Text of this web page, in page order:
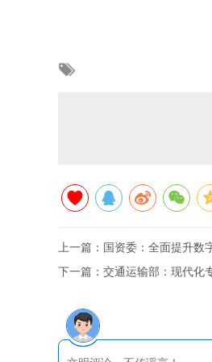
上一篇： 国资委：全面提升数
下一篇： 交通运输部：现代化